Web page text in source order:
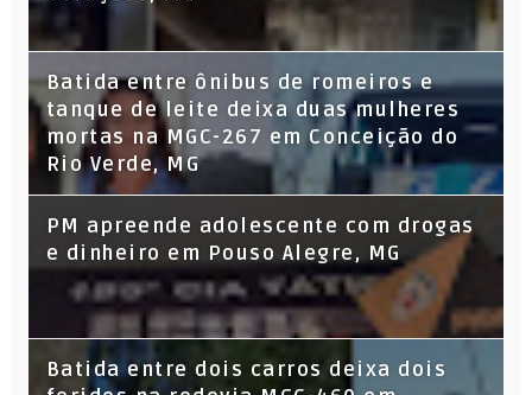
Batida entre ônibus de romeiros e
tanque de leite deixa duas mulheres
mortas na MGC-267 em Conceição do
Rio Verde, MG
PM apreende adolescente com drogas
e dinheiro em Pouso Alegre, MG
Batida entre dois carros deixa dois